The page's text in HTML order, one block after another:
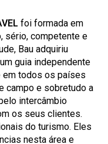
foi formada em
sério, competente e
Bau adquiriu
guia independente
em todos os países
campo e sobretudo a
intercâmbio
os seus clientes.
do turismo. Eles
nesta área e